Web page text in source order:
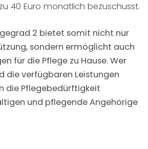
40 Euro monatlich bezuschusst.
2 bietet somit nicht nur
sondern ermöglicht auch
für die Pflege zu Hause. Wer
die verfügbaren Leistungen
die Pflegebedürftigkeit
und pflegende Angehörige